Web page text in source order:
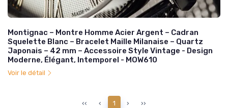
Montignac – Montre Homme Acier Argent – Cadran
Squelette Blanc – Bracelet Maille Milanaise – Quartz
Japonais – 42 mm – Accessoire Style Vintage - Design
Moderne, Élégant, Intemporel - MOW610
Voir le détail
‹‹ ‹ 1 › ››